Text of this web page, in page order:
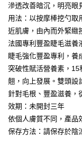
買賣價金債權讓與本公司
2.基於同意付款使用「大
資料（包含姓名、電話或
由本公司與您本人進行分
3.完整用戶服務條款，請
後付繳納相關費用。
※ 交易是否成功請以「
是否繳費成功／繳費後需
客戶支援中心」https://
【注意事項】
易，需依本服務之必要範
權轉讓予恩沛科技股份有
２．關於個人資料處理事
https://aftee.tw/terms/
３．未成年的使用者請事
「AFTEE先享後付」，若
任。
４．使用「AFTEE先享後
萊爾富取貨付款
每筆NT$80，滿
付款後萊爾富取貨
7-11取貨付款
每筆NT$80，滿
付款後7-11取貨
每筆NT$80，滿
台灣宅配(便利帶)
滲透改善暗沉，明亮眼
用法：以按摩棒挖勺取
近肌膚，由內而外緊緻
法國專利豐盈睫毛滋養
睫毛強化豐盈專利，養
突破性賦活營養素，
翹，向上發展。雙頭設
針對毛根、豐盈滋養，
效期：未開封三年
依個人膚質不同，產品
保存方法：請保存於陰